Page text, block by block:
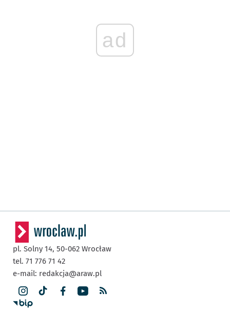
ad
pl. Solny 14, 50-062 Wrocław
tel. 71 776 71 42
e-mail: redakcja@araw.pl